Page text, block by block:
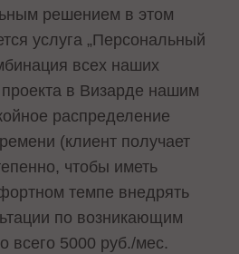
решением в этом
услуга „Персональный
всех наших
в Визарде нашим
распределение
(клиент получает
чтобы иметь
темпе внедрять
по возникающим
всего 5000 руб./мес.